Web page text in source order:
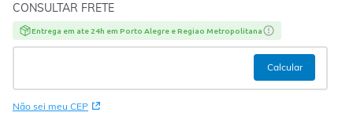
CONSULTAR FRETE
Entrega em ate 24h em Porto Alegre e Regiao Metropolitana
Não sei meu CEP